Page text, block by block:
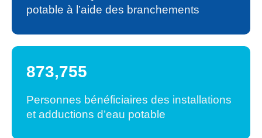
potable à l’aide des branchements
950,000
Personnes bénéficiaires des installations
et adductions d’eau potable